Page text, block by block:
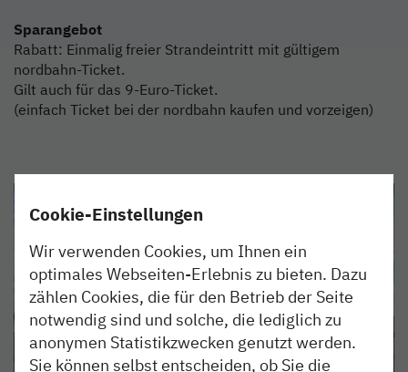
Sparangebot
Rabatt: Einmalig freier Strandeintritt mit gültigem
nordbahn-Ticket.
Gilt auch für das 9-Euro-Ticket.
(einfach Ticket bei der nordbahn kaufen und vorzeigen)
Cookie-Einstellungen
Wir verwenden Cookies, um Ihnen ein
optimales Webseiten-Erlebnis zu bieten. Dazu
zählen Cookies, die für den Betrieb der Seite
notwendig sind und solche, die lediglich zu
anonymen Statistikzwecken genutzt werden.
Sie können selbst entscheiden, ob Sie die